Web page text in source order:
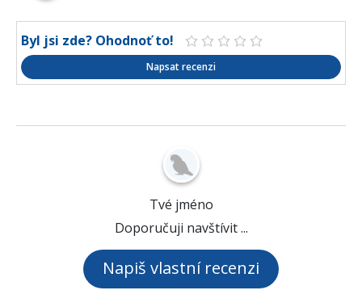
Byl jsi zde? Ohodnoť to!
Napsat recenzi
Tvé jméno
Doporučuji navštívit ...
Napiš vlastní recenzi